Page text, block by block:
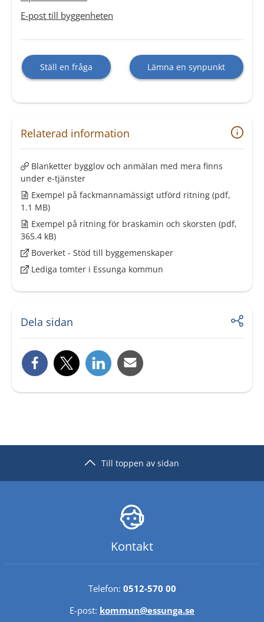
E-post till byggenheten
Ställ en fråga Lämna en synpunkt
Relaterad information
Blanketter bygglov och anmälan med mera finns
under e-tjänster
Exempel på fackmannamässigt utförd ritning (pdf,
1.1 MB)
Exempel på ritning för braskamin och skorsten (pdf,
365.4 kB)
Boverket - Stöd till byggemenskaper
Lediga tomter i Essunga kommun
Dela sidan
Till toppen av sidan
Kontakt
Telefon: 0512-570 00
E-post: kommun@essunga.se